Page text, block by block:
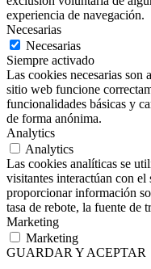
experiencia de navegación.
Necesarias
Necesarias
Siempre activado
Las cookies necesarias son
sitio web funcione
funcionalidades básicas y
de forma anónima.
Analytics
Analytics
Las cookies analíticas se
visitantes interactúan con
proporcionar información
tasa de rebote, la fuente de
Marketing
Marketing
GUARDAR Y ACEPTAR